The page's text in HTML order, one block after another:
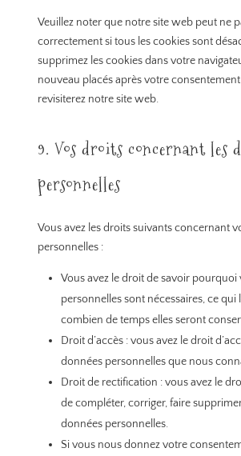
Veuillez noter que notre site web peut ne
correctement si tous les cookies sont
supprimez les cookies dans votre
nouveau placés après votre
revisiterez notre site web.
9. Vos droits concernant les
personnelles
Vous avez les droits suivants concernant
personnelles :
Vous avez le droit de savoir pourquoi
personnelles sont nécessaires, ce qui
combien de temps elles seront
Droit d’accès : vous avez le droit
données personnelles que nous
Droit de rectification : vous avez le
de compléter, corriger, faire
données personnelles.
Si vous nous donnez votre